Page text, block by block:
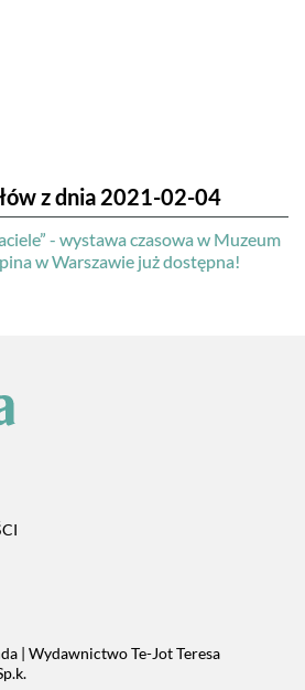
z dnia 2021-02-04
- wystawa czasowa w Muzeum
w Warszawie już dostępna!
| Wydawnictwo Te-Jot Teresa